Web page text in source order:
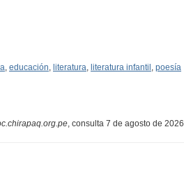
educación literatura literatura infantil poesía
, consulta 7 de agosto de 2026,